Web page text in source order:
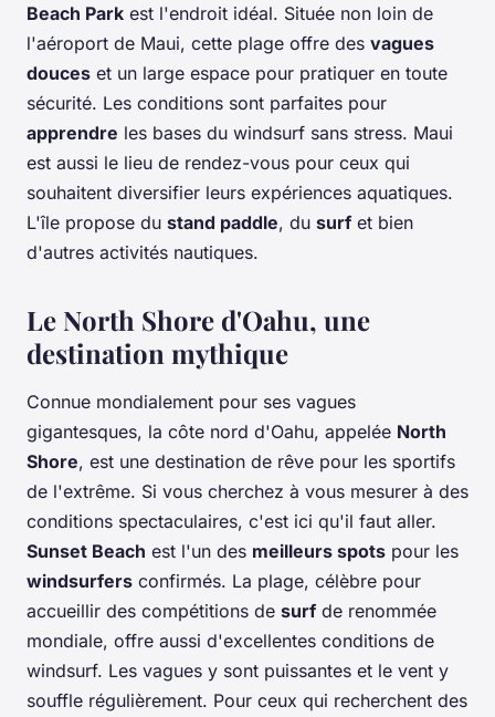
Beach Park est l'endroit idéal. Située non loin de
l'aéroport de Maui, cette plage offre des vagues
douces et un large espace pour pratiquer en toute
sécurité. Les conditions sont parfaites pour
apprendre les bases du windsurf sans stress. Maui
est aussi le lieu de rendez-vous pour ceux qui
souhaitent diversifier leurs expériences aquatiques.
L'île propose du stand paddle, du surf et bien
d'autres activités nautiques.
Le North Shore d'Oahu, une
destination mythique
Connue mondialement pour ses vagues
gigantesques, la côte nord d'Oahu, appelée North
Shore, est une destination de rêve pour les sportifs
de l'extrême. Si vous cherchez à vous mesurer à des
conditions spectaculaires, c'est ici qu'il faut aller.
Sunset Beach est l'un des meilleurs spots pour les
windsurfers confirmés. La plage, célèbre pour
accueillir des compétitions de surf de renommée
mondiale, offre aussi d'excellentes conditions de
windsurf. Les vagues y sont puissantes et le vent y
souffle régulièrement. Pour ceux qui recherchent des